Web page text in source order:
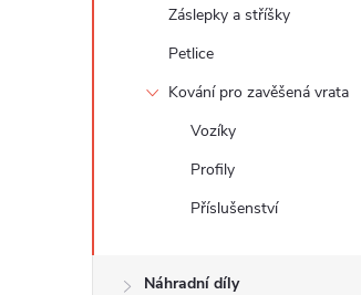
Záslepky a stříšky
Petlice
Kování pro zavěšená vrata
Vozíky
Profily
Příslušenství
Náhradní díly